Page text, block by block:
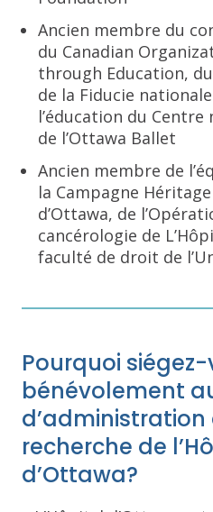
Ancien membre du
du Canadian
through Education,
de la Fiducie
l’éducation du
de l’Ottawa Ballet
Ancien membre de
la Campagne
d’Ottawa, de
cancérologie de
faculté de droit de
Pourquoi
bénévolement
d’administration
recherche de
d’Ottawa?